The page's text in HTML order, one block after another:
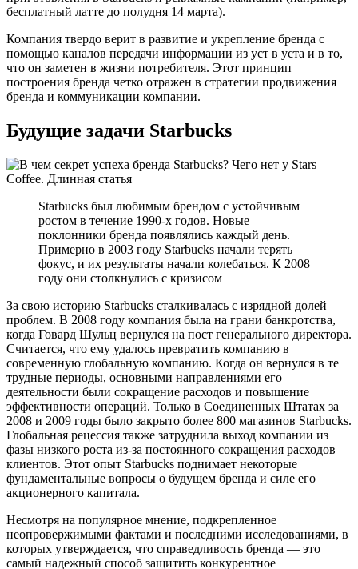
бесплатный латте до полудня 14 марта).
Компания твердо верит в развитие и укрепление бренда с
помощью каналов передачи информации из уст в уста и в то,
что он заметен в жизни потребителя. Этот принцип
построения бренда четко отражен в стратегии продвижения
бренда и коммуникации компании.
Будущие задачи Starbucks
Starbucks был любимым брендом с устойчивым
ростом в течение 1990-х годов. Новые
поклонники бренда появлялись каждый день.
Примерно в 2003 году Starbucks начали терять
фокус, и их результаты начали колебаться. К 2008
году они столкнулись с кризисом
За свою историю Starbucks сталкивалась с изрядной долей
проблем. В 2008 году компания была на грани банкротства,
когда Говард Шульц вернулся на пост генерального директора.
Считается, что ему удалось превратить компанию в
современную глобальную компанию. Когда он вернулся в те
трудные периоды, основными направлениями его
деятельности были сокращение расходов и повышение
эффективности операций. Только в Соединенных Штатах за
2008 и 2009 годы было закрыто более 800 магазинов Starbucks.
Глобальная рецессия также затруднила выход компании из
фазы низкого роста из-за постоянного сокращения расходов
клиентов. Этот опыт Starbucks поднимает некоторые
фундаментальные вопросы о будущем бренда и силе его
акционерного капитала.
Несмотря на популярное мнение, подкрепленное
неопровержимыми фактами и последними исследованиями, в
которых утверждается, что справедливость бренда — это
самый надежный способ защитить конкурентное